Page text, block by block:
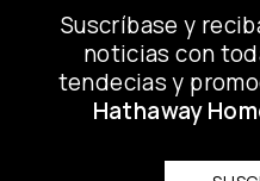
Suscríbase y
noticias con
tendecias y
Hathaway